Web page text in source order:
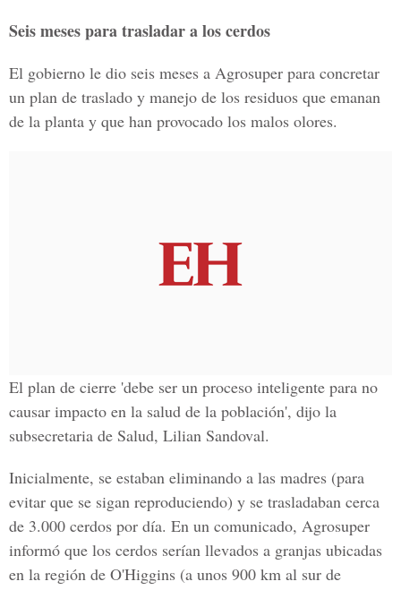
Seis meses para trasladar a los cerdos
El gobierno le dio seis meses a Agrosuper para concretar
un plan de traslado y manejo de los residuos que emanan
de la planta y que han provocado los malos olores.
El plan de cierre 'debe ser un proceso inteligente para no
causar impacto en la salud de la población', dijo la
subsecretaria de Salud, Lilian Sandoval.
Inicialmente, se estaban eliminando a las madres (para
evitar que se sigan reproduciendo) y se trasladaban cerca
de 3.000 cerdos por día. En un comunicado, Agrosuper
informó que los cerdos serían llevados a granjas ubicadas
en la región de O'Higgins (a unos 900 km al sur de